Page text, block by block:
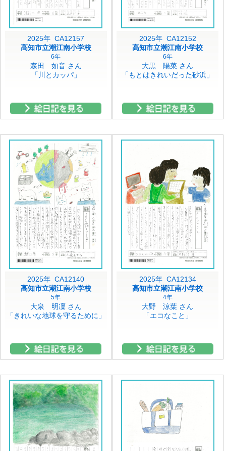
2025年 CA12157
高知市立潮江南小学校
6年
森田 如音 さん
「川とカッパ」
2025年 CA12152
高知市立潮江南小学校
6年
大黒 陽菜 さん
「もとはきれいだった砂浜」
2025年 CA12140
高知市立潮江南小学校
5年
大泉 明凜 さん
「きれいな地球を守るために」
2025年 CA12134
高知市立潮江南小学校
4年
大野 涼葉 さん
「エコなこと」